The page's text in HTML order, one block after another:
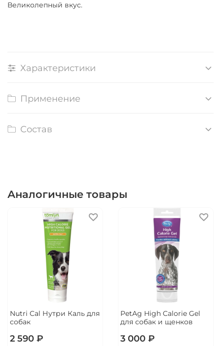
Великолепный вкус.
Характеристики
Применение
Состав
Аналогичные товары
Nutri Cal Нутри Каль для
собак
2 590 ₽
PetAg High Calorie Gel
для собак и щенков
3 000 ₽